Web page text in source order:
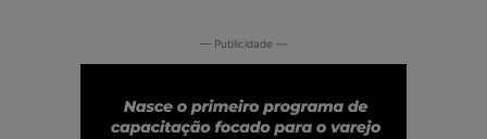
— Publicidade —